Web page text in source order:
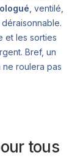
, ventilé,
et les sorties
Bref, un
ne roulera pas
tous